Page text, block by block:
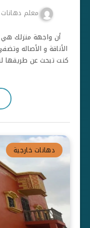
معلم دهانات
أن واجهة منزلك
الأناقة و الأصاله
كنت تبحث عن طريقها
دهانات خارجية